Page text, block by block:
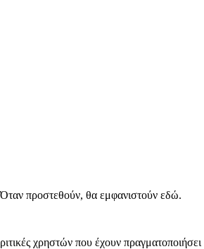
προστεθούν, θα εμφανιστούν εδώ.
χρηστών που έχουν